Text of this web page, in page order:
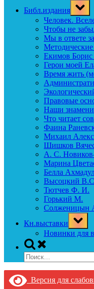
Библ.издания
Toggle
sub-
menu
Человек.
Чтобы не
Мы в ответе
Екимов
Герои моей
Время жить
Правовые
Наши
Что читает
Фаина
Михаил
Шишков
А. С.
Марина
Белла
Высоцкий
Тютчев Ф. И.
Горький М.
Солженицын
Кн.выставки
Toggle
sub-
menu
Новинки для
Toggle
search
form
Найти:
Версия для